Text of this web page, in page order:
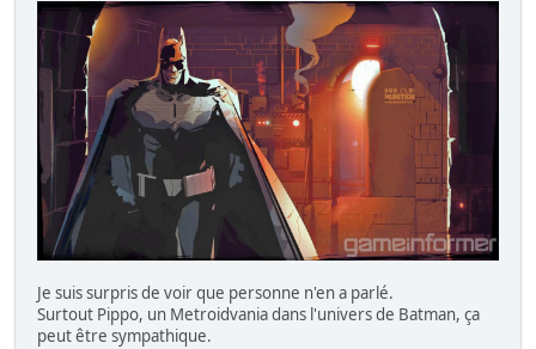
Je suis surpris de voir que personne n'en a parlé.
Surtout Pippo, un Metroidvania dans l'univers de Batman, ça
peut être sympathique.